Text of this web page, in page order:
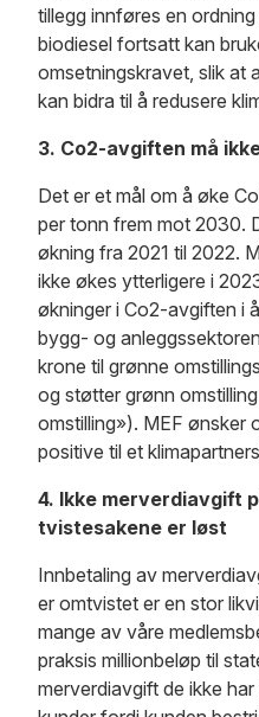
tillegg innføres en
biodiesel fortsatt kan
omsetningskravet, slik at
kan bidra til å redusere
3. Co2-avgiften må
Det er et mål om å øke
per tonn frem mot 2030.
økning fra 2021 til 2022.
ikke økes ytterligere i
økninger i Co2-avgiften i
bygg- og
krone til grønne
og støtter grønn
omstilling»). MEF ønsker
positive til et
4. Ikke merverdiavgift
tvistesakene er løst
Innbetaling av
er omtvistet er en stor
mange av våre
praksis millionbeløp til
merverdiavgift de ikke